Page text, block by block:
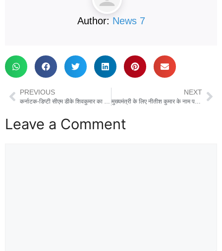
Author: News 7
PREVIOUS NEXT
मुख्यमंत्री के लिए नीतीश कुमार के नाम पर फिलहाल नहीं लगी मुहर, अब 18 नवंबर को होगी एनडीए की बैठक
Leave a Comment